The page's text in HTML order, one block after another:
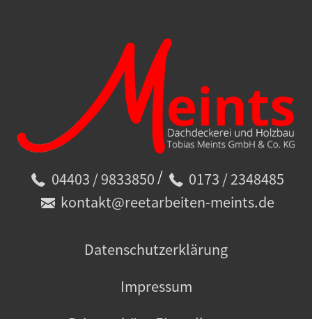
04403 / 9833850 /
0173 / 2348485
kontakt@reetarbeiten-meints.de
Datenschutzerklärung
Impressum